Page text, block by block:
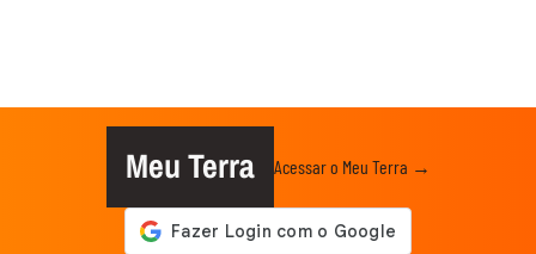
Meu Terra Acessar o Meu Terra →